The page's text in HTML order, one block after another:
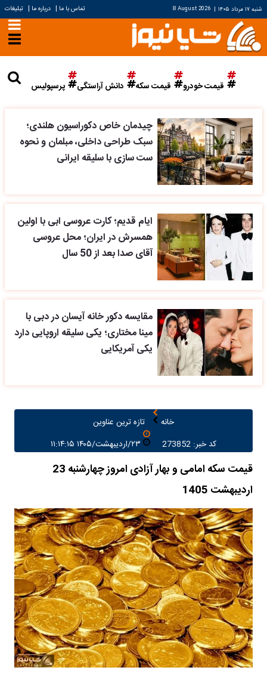
شنبه ۱۷ مرداد ۱۴۰۵ |
8 August 2026 تماس با ما | درباره ما | تبلیغات
قیمت خودرو قیمت سکه دانش آراستگی پرسپولیس
چیدمان خاص دکوراسیون هلندی؛
سبک طراحی داخلی، مبلمان و نحوه
ست سازی با سلیقه ایرانی
ایام قدیم؛ کارت عروسی ابی با اولین
همسرش در ایران؛ محل عروسی
آقای صدا بعد از 50 سال
مقایسه دکور خانه آیسان در دبی با
مینا مختاری؛ یکی سلیقه اروپایی دارد
یکی آمریکایی
خانه
تازه ترین عناوین
کد خبر: 273852
قیمت سکه امامی و بهار آزادی امروز چهارشنبه 23
اردیبهشت 1405